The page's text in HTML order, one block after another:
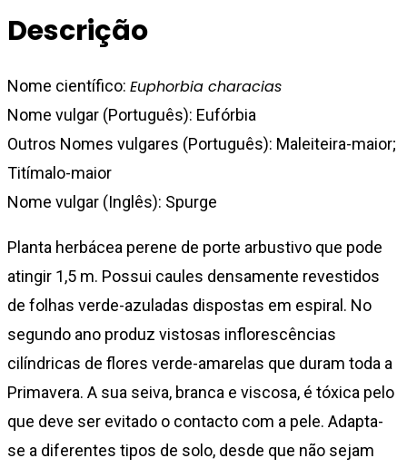
Descrição
Nome científico: Euphorbia characias
Nome vulgar (Português): Eufórbia
Outros Nomes vulgares (Português): Maleiteira-maior;
Titímalo-maior
Nome vulgar (Inglês): Spurge
Planta herbácea perene de porte arbustivo que pode
atingir 1,5 m. Possui caules densamente revestidos
de folhas verde-azuladas dispostas em espiral. No
segundo ano produz vistosas inflorescências
cilíndricas de flores verde-amarelas que duram toda a
Primavera. A sua seiva, branca e viscosa, é tóxica pelo
que deve ser evitado o contacto com a pele. Adapta-
se a diferentes tipos de solo, desde que não sejam